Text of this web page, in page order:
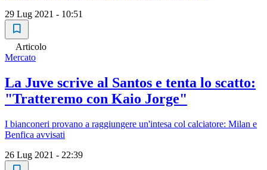
29 Lug 2021 - 10:51
Articolo
Mercato
La Juve scrive al Santos e tenta lo scatto:
"Tratteremo con Kaio Jorge"
I bianconeri provano a raggiungere un'intesa col calciatore: Milan e
Benfica avvisati
26 Lug 2021 - 22:39